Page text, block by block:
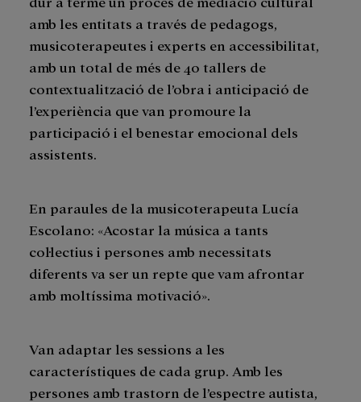
amb les entitats a través de pedagogs,
musicoterapeutes i experts en accessibilitat,
amb un total de més de 40 tallers de
contextualització de l’obra i anticipació de
l’experiència que van promoure la
participació i el benestar emocional dels
assistents.
En paraules de la musicoterapeuta Lucía
Escolano: «Acostar la música a tants
col·lectius i persones amb necessitats
diferents va ser un repte que vam afrontar
amb moltíssima motivació».
Van adaptar les sessions a les
característiques de cada grup. Amb les
persones amb trastorn de l’espectre autista,